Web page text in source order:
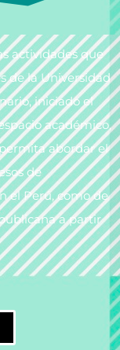
actividades que
de la Universidad
iniciado el
académico,
abordar el
de
el Perú, como de
a partir